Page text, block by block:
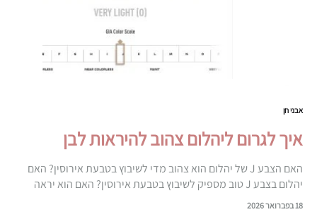
אבני חן
איך לגרום ליהלום צהוב להיראות לבן
האם הצבע J של יהלום הוא צהוב מדי לשיבוץ בטבעת אירוסין? האם
יהלום בצבע J טוב מספיק לשיבוץ בטבעת אירוסין? האם הוא יראה
צהוב מדי? המשיכו לקרוא את ההמלצות שלנו…
18 בפברואר 2026